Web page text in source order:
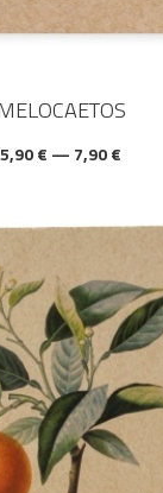
5,90 € — 7,90 €